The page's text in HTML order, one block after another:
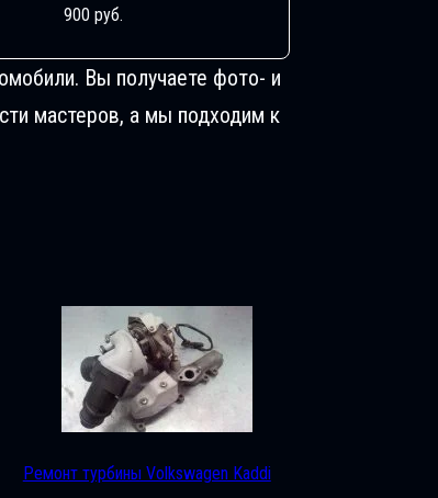
900 руб.
Вы получаете фото- и
мастеров, а мы подходим к
Ремонт турбины Volkswagen Kaddi